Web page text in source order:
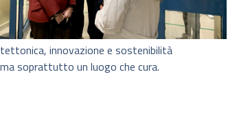
innovazione e sostenibilità
soprattutto un luogo che cura.